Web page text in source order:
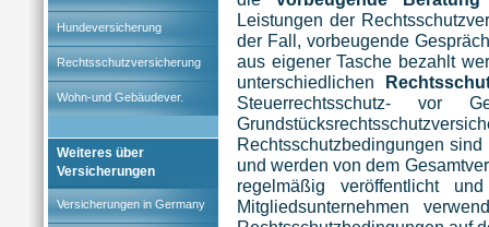
Hundeversicherung
Rechtsschutzversicherung
Wohn-und Gebäudever.
Weiteres über
Versicherungen
Versicherungen in Germany
Leistungen der
der Fall, vorbeugende
aus eigener Tasche bezahlt
unterschiedlichen
Steuerrechtsschutz- vor
Rechtsschutzbedingungen
und werden von dem
regelmäßig veröffentlicht
Mitgliedsunternehmen